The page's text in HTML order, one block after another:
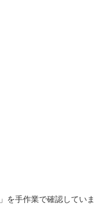
を手作業で確認していま